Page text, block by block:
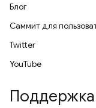
Блог
Саммит для
Twitter
YouTube
Поддержка